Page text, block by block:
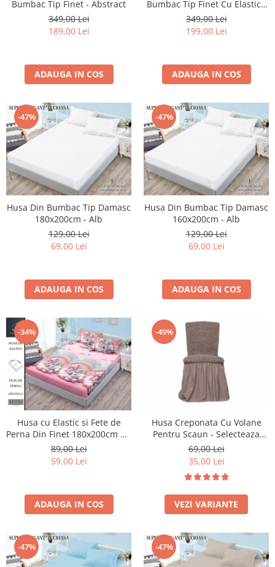
Cearceaf cu elastic 4 piese
Cearceaf normal 6 piese
Cearceaf normal
Bumbac Neted Nesatinat
Bumbac 100% Poplin Hobby
Bumbac 100%
Lenjerii Satin Premium
Lenjerii Jacquard
Lenjerii Matase
Lenjerii Creponate
Lenjerii pentru PASTE
Huse De Pat Tricotate 160x200cm
Huse De Pat Tricotate 180x200cm
Huse Impermeabile 180x200cm
Bumbac Tip Finet - Abstract
349,00 Lei
189,00 Lei
ADAUGA IN COS
Bumbac Tip Finet Cu Elastic -
Dansul Fluturilor
349,00 Lei
199,00 Lei
ADAUGA IN COS
-47%
Husa Din Bumbac Tip Damasc
180x200cm - Alb
129,00 Lei
69,00 Lei
ADAUGA IN COS
-47%
Husa Din Bumbac Tip Damasc
160x200cm - Alb
129,00 Lei
69,00 Lei
ADAUGA IN COS
-34%
Husa cu Elastic si Fete de
Perna Din Finet 180x200cm 5D
- Roz Cu Unicorni Pe Norisori
89,00 Lei
59,00 Lei
ADAUGA IN COS
-49%
Husa Creponata Cu Volane
Pentru Scaun - Selecteaza
Culoarea Dorita
69,00 Lei
35,00 Lei
VEZI VARIANTE
-47% -47%